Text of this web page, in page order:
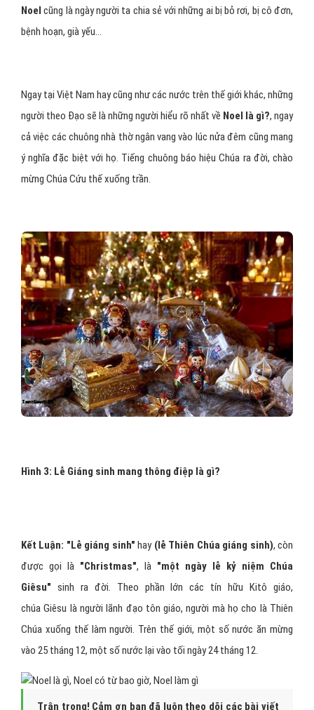
Hình 2: Ý nghĩa Lễ Giáng sinh là gì?
Noelcũng mang thông điệp hòa bình: “Vinh danh Thượng Đế trên
cao – Bình an cho người dưới thế”. Câu hát này thường được cất
lên bởi những thiên thần báo tin sự xuất hiện của vị cứu thế và
Ngay tại Việt Nam hay cũng như các nước trên thế giới khác, những
người theo Đạo sẽ là những người hiểu rõ nhất vềNoel là gì?
cả việc các chuông nhà thờ ngân vang vào lúc nửa đêm cũng mang
ý nghĩa đặc biệt với họ. Tiếng chuông báo hiệu Chúa ra đời, chào
mừng Chúa Cứu thế xuống trần.